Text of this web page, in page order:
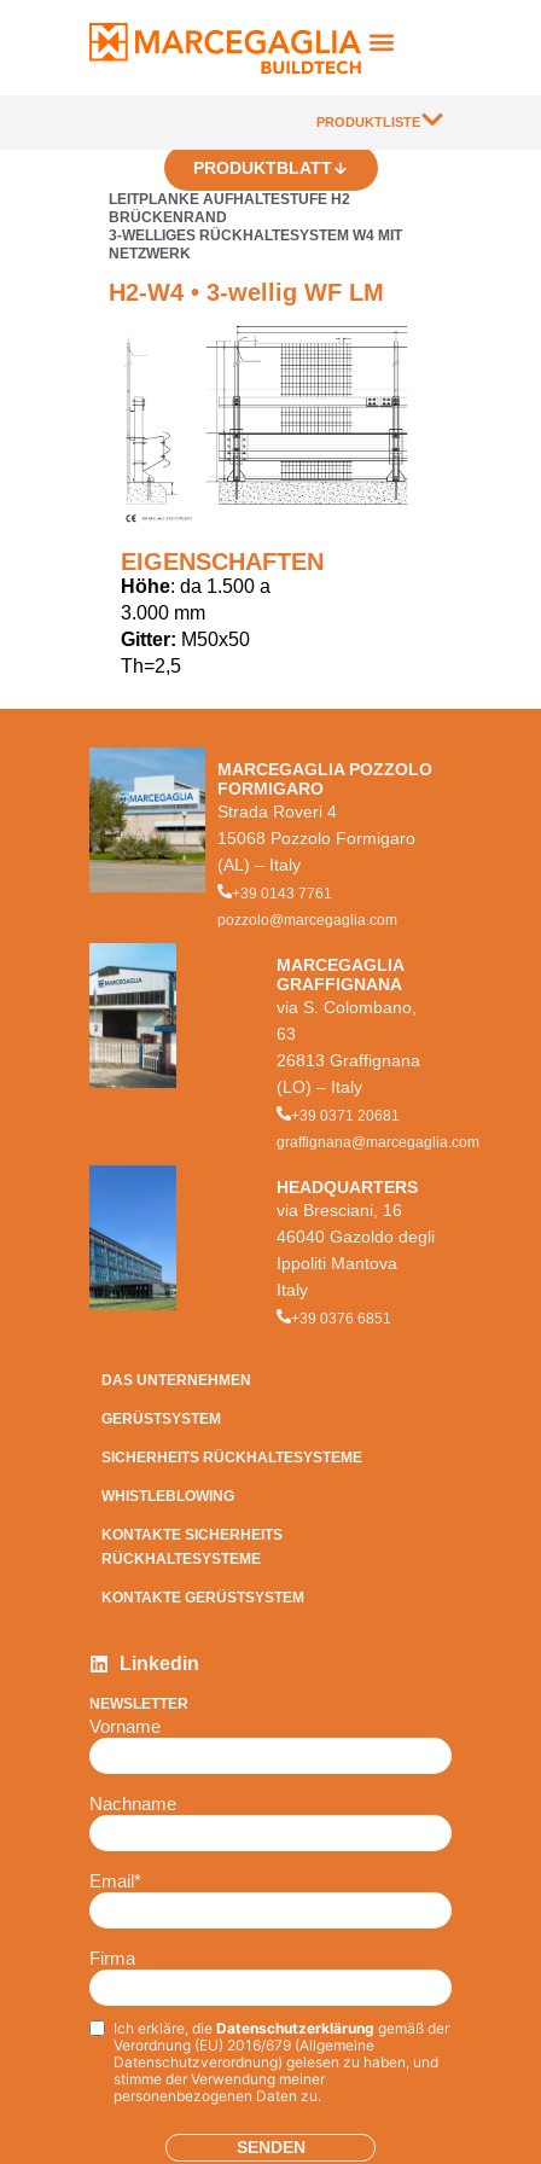
PRODUKTLISTE
LEITPLANKE AUFHALTESTUFE H2
BRÜCKENRAND
3-WELLIGES RÜCKHALTESYSTEM W4 MIT
NETZWERK
PRODUKTBLATT
H2-W4 • 3-wellig WF LM
EIGENSCHAFTEN
Höhe: da 1.500 a
3.000 mm
Gitter: M50x50
Th=2,5
MARCEGAGLIA POZZOLO
FORMIGARO
Strada Roveri 4
15068 Pozzolo Formigaro
(AL) – Italy
+39 0143 7761
pozzolo@marcegaglia.com
MARCEGAGLIA
GRAFFIGNANA
via S. Colombano,
63
26813 Graffignana
(LO) – Italy
+39 0371 20681
graffignana@marcegaglia.com
HEADQUARTERS
via Bresciani, 16
46040 Gazoldo degli
Ippoliti Mantova
Italy
+39 0376 6851
DAS UNTERNEHMEN
GERÜSTSYSTEM
SICHERHEITS RÜCKHALTESYSTEME
WHISTLEBLOWING
KONTAKTE SICHERHEITS
RÜCKHALTESYSTEME
KONTAKTE GERÜSTSYSTEM
Linkedin
NEWSLETTER
Vorname
Nachname
Email*
Firma
Privacy*
Ich erkläre, die Datenschutzerklärung gemäß der
Verordnung (EU) 2016/679 (Allgemeine
Datenschutzverordnung) gelesen zu haben, und
stimme der Verwendung meiner
personenbezogenen Daten zu.